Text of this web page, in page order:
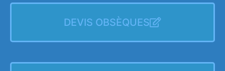
DEVIS OBSÈQUES